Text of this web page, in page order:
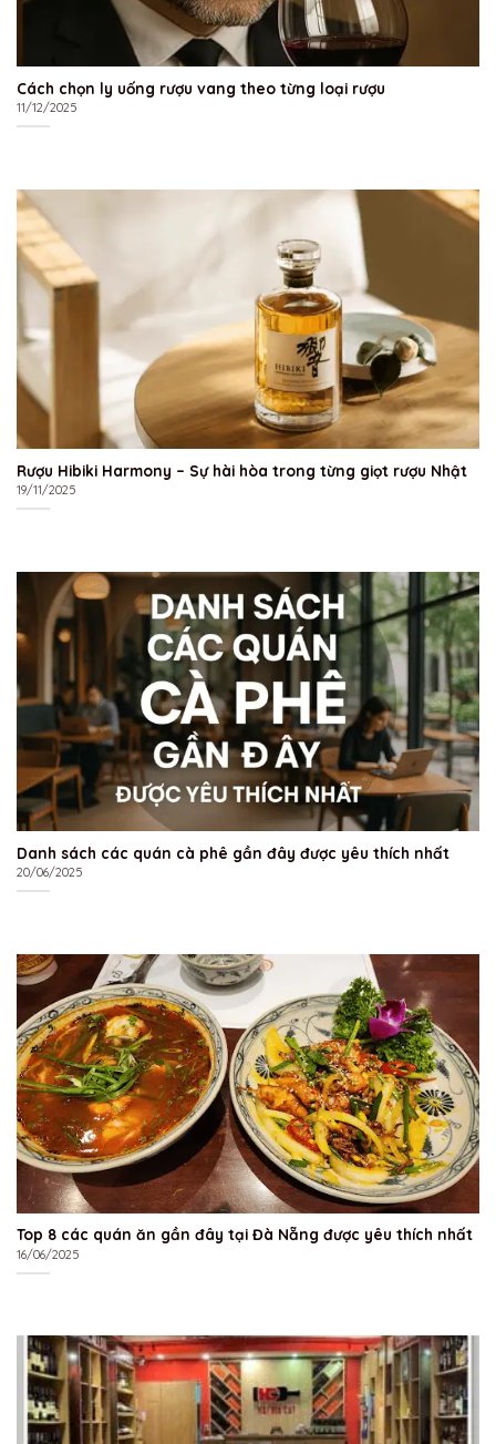
Cách chọn ly uống rượu vang theo từng loại rượu
11/12/2025
Rượu Hibiki Harmony – Sự hài hòa trong từng giọt rượu Nhật
19/11/2025
Danh sách các quán cà phê gần đây được yêu thích nhất
20/06/2025
Top 8 các quán ăn gần đây tại Đà Nẵng được yêu thích nhất
16/06/2025